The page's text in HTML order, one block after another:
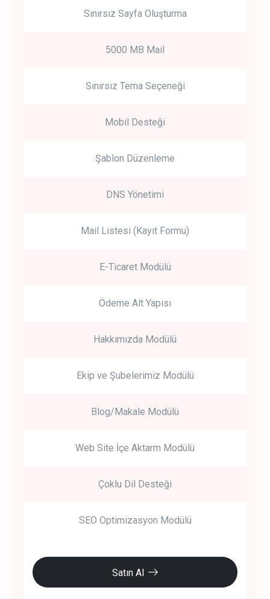
Sınırsız Sayfa Oluşturma
5000 MB Mail
Sınırsız Tema Seçeneği
Mobil Desteği
Şablon Düzenleme
DNS Yönetimi
Mail Listesi (Kayıt Formu)
E-Ticaret Modülü
Ödeme Alt Yapısı
Hakkımızda Modülü
Ekip ve Şubelerimiz Modülü
Blog/Makale Modülü
Web Site İçe Aktarm Modülü
Çoklu Dil Desteği
SEO Optimizasyon Modülü
Satın Al